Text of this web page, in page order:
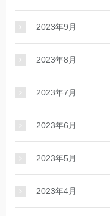
2023年9月
2023年8月
2023年7月
2023年6月
2023年5月
2023年4月